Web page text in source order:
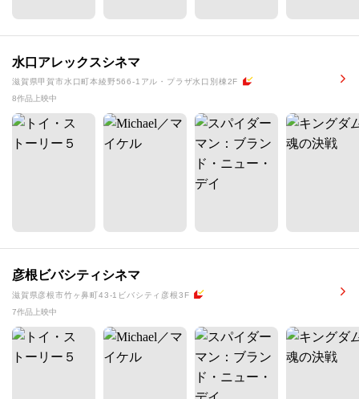
水口アレックスシネマ
滋賀県甲賀市水口町本綾野566-1アル・プラザ水口別棟2F
8作品上映中
彦根ビバシティシネマ
滋賀県彦根市竹ヶ鼻町43-1ビバシティ彦根3F
7作品上映中